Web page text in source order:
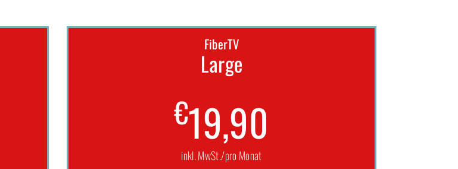
FiberTV
Large
€19,90
inkl. MwSt./pro Monat